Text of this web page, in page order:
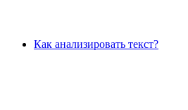
Как анализировать текст?